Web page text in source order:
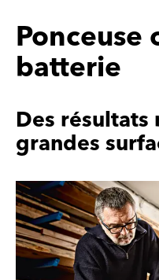
batterie
Des
grandes